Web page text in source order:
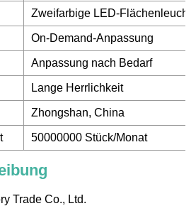
Zweifarbige LED-
On-Demand-Anpassung
Anpassung nach Bedarf
Lange Herrlichkeit
Zhongshan, China
50000000 Stück/Monat
Trade Co., Ltd.